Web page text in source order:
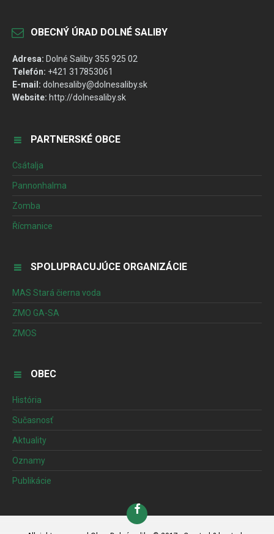
OBECNÝ ÚRAD DOLNÉ SALIBY
Adresa: Dolné Saliby 355 925 02
Telefón: +421 317853061
E-mail: dolnesaliby@dolnesaliby.sk
Website: http://dolnesaliby.sk
PARTNERSKÉ OBCE
Csátalja
Pannonhalma
Zomba
Řícmanice
SPOLUPRACUJÚCE ORGANIZÁCIE
MAS Stará čierna voda
ZMO GA-SA
ZMOS
OBEC
História
Sučasnosť
Aktuality
Oznamy
Publikácie